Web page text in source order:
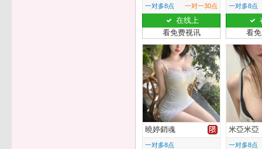
一对多8点 一对一30点
在线上
看免费视讯
一对多8点
看
曉婷銷魂
一对多8点
米亞米亞
一对多8点